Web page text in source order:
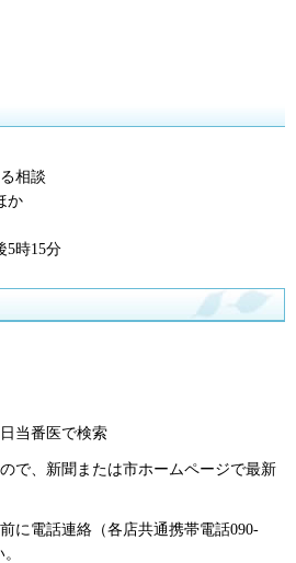
相談
か
5時15分
当番医で検索
で、新聞または市ホームページで最新
に電話連絡（各店共通携帯電話090-